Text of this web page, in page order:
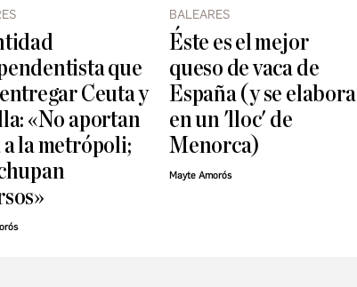
que
Ceuta y
«No aportan
a la metrópoli;
BALEARES
Éste es el mejor
queso de vaca de
España (y se elabora
en un 'lloc' de
Menorca)
Mayte Amorós